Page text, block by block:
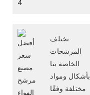
تختلف
المرشحات
الخاصة بنا
بأشكال ومواد
مختلفة وفقًا